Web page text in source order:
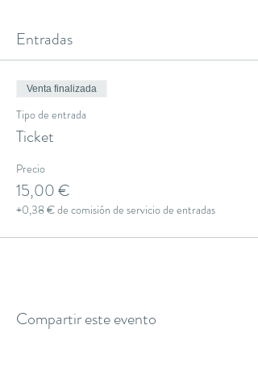
Entradas
Venta finalizada
Tipo de entrada
Ticket
Precio
15,00 €
+0,38 € de comisión de servicio de entradas
Compartir este evento